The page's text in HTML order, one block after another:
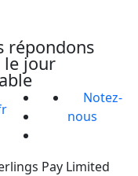
répondons
le jour
Notez-
nous
Pay Limited